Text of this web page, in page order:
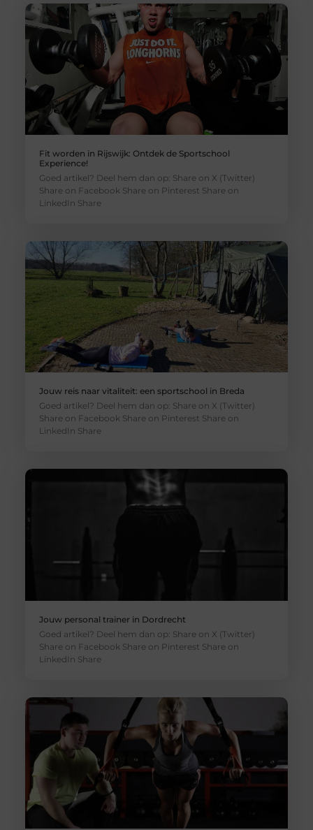
Fit worden in Rijswijk: Ontdek de Sportschool
Experience!
Goed artikel? Deel hem dan op: Share on X (Twitter)
Share on Facebook Share on Pinterest Share on
LinkedIn Share
Jouw reis naar vitaliteit: een sportschool in Breda
Goed artikel? Deel hem dan op: Share on X (Twitter)
Share on Facebook Share on Pinterest Share on
LinkedIn Share
Jouw personal trainer in Dordrecht
Goed artikel? Deel hem dan op: Share on X (Twitter)
Share on Facebook Share on Pinterest Share on
LinkedIn Share